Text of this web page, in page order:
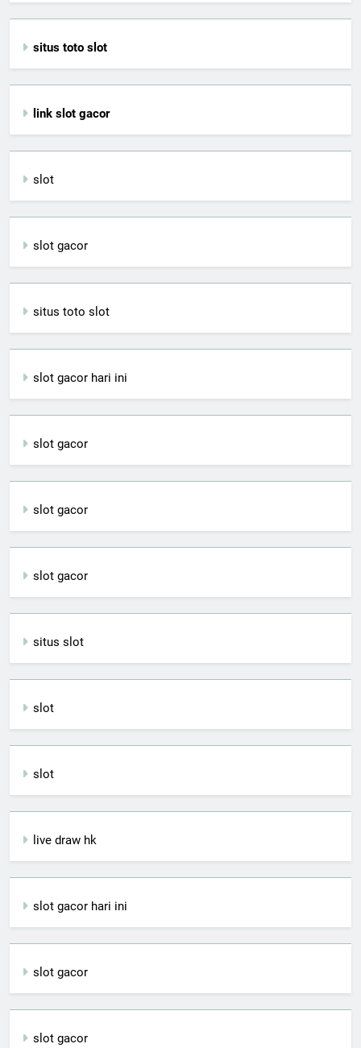
situs toto slot
link slot gacor
slot
slot gacor
situs toto slot
slot gacor hari ini
slot gacor
slot gacor
slot gacor
situs slot
slot
slot
live draw hk
slot gacor hari ini
slot gacor
slot gacor